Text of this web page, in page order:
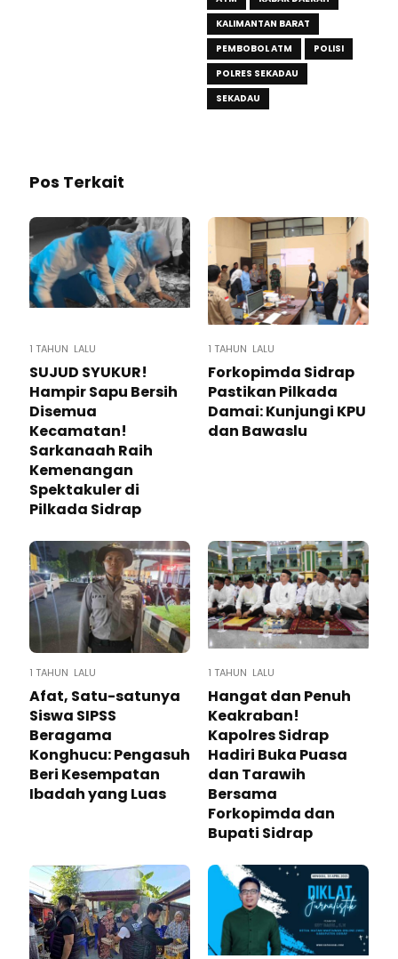
KALIMANTAN BARAT
PEMBOBOL ATM
POLISI
POLRES SEKADAU
SEKADAU
Pos Terkait
1 TAHUN LALU
SUJUD SYUKUR!
Hampir Sapu Bersih
Disemua
Kecamatan!
Sarkanaah Raih
Kemenangan
Spektakuler di
Pilkada Sidrap
1 TAHUN LALU
Forkopimda Sidrap
Pastikan Pilkada
Damai: Kunjungi KPU
dan Bawaslu
1 TAHUN LALU
Afat, Satu-satunya
Siswa SIPSS
Beragama
Konghucu: Pengasuh
Beri Kesempatan
Ibadah yang Luas
1 TAHUN LALU
Hangat dan Penuh
Keakraban!
Kapolres Sidrap
Hadiri Buka Puasa
dan Tarawih
Bersama
Forkopimda dan
Bupati Sidrap